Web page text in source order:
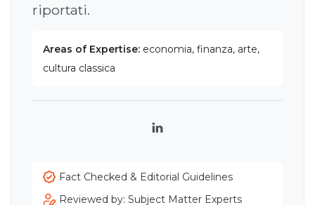
riportati.
Areas of Expertise: economia, finanza, arte,
cultura classica
LinkedIn
Fact Checked & Editorial Guidelines
Reviewed by: Subject Matter Experts